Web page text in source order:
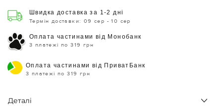
Швидка доставка за 1-2 дні
Термін доставки: 09 сер - 10 сер
Оплата частинами від Монобанк
3 платежі по 319 грн
Оплата частинами від ПриватБанк
3 платежі по 319 грн
Деталі